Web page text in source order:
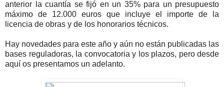
anterior la cuantía se fijó en un 35% para un presupuesto
máximo de 12.000 euros que incluye el importe de la
licencia de obras y de los honorarios técnicos.
Hay novedades para este año y aún no están publicadas las
bases reguladoras, la convocatoria y los plazos, pero desde
aquí os presentamos un adelanto.